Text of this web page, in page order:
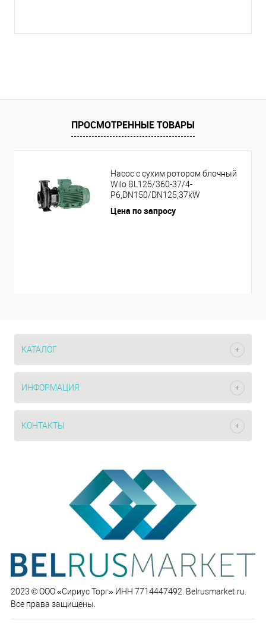
ПРОСМОТРЕННЫЕ ТОВАРЫ
Насос с сухим ротором блочный
Wilo BL125/360-37/4-
P6,DN150/DN125,37kW
Цена по запросу
КАТАЛОГ
ИНФОРМАЦИЯ
КОНТАКТЫ
2023 © ООО «Сириус Торг» ИНН 7714447492. Belrusmarket.ru.
Все права защищены.